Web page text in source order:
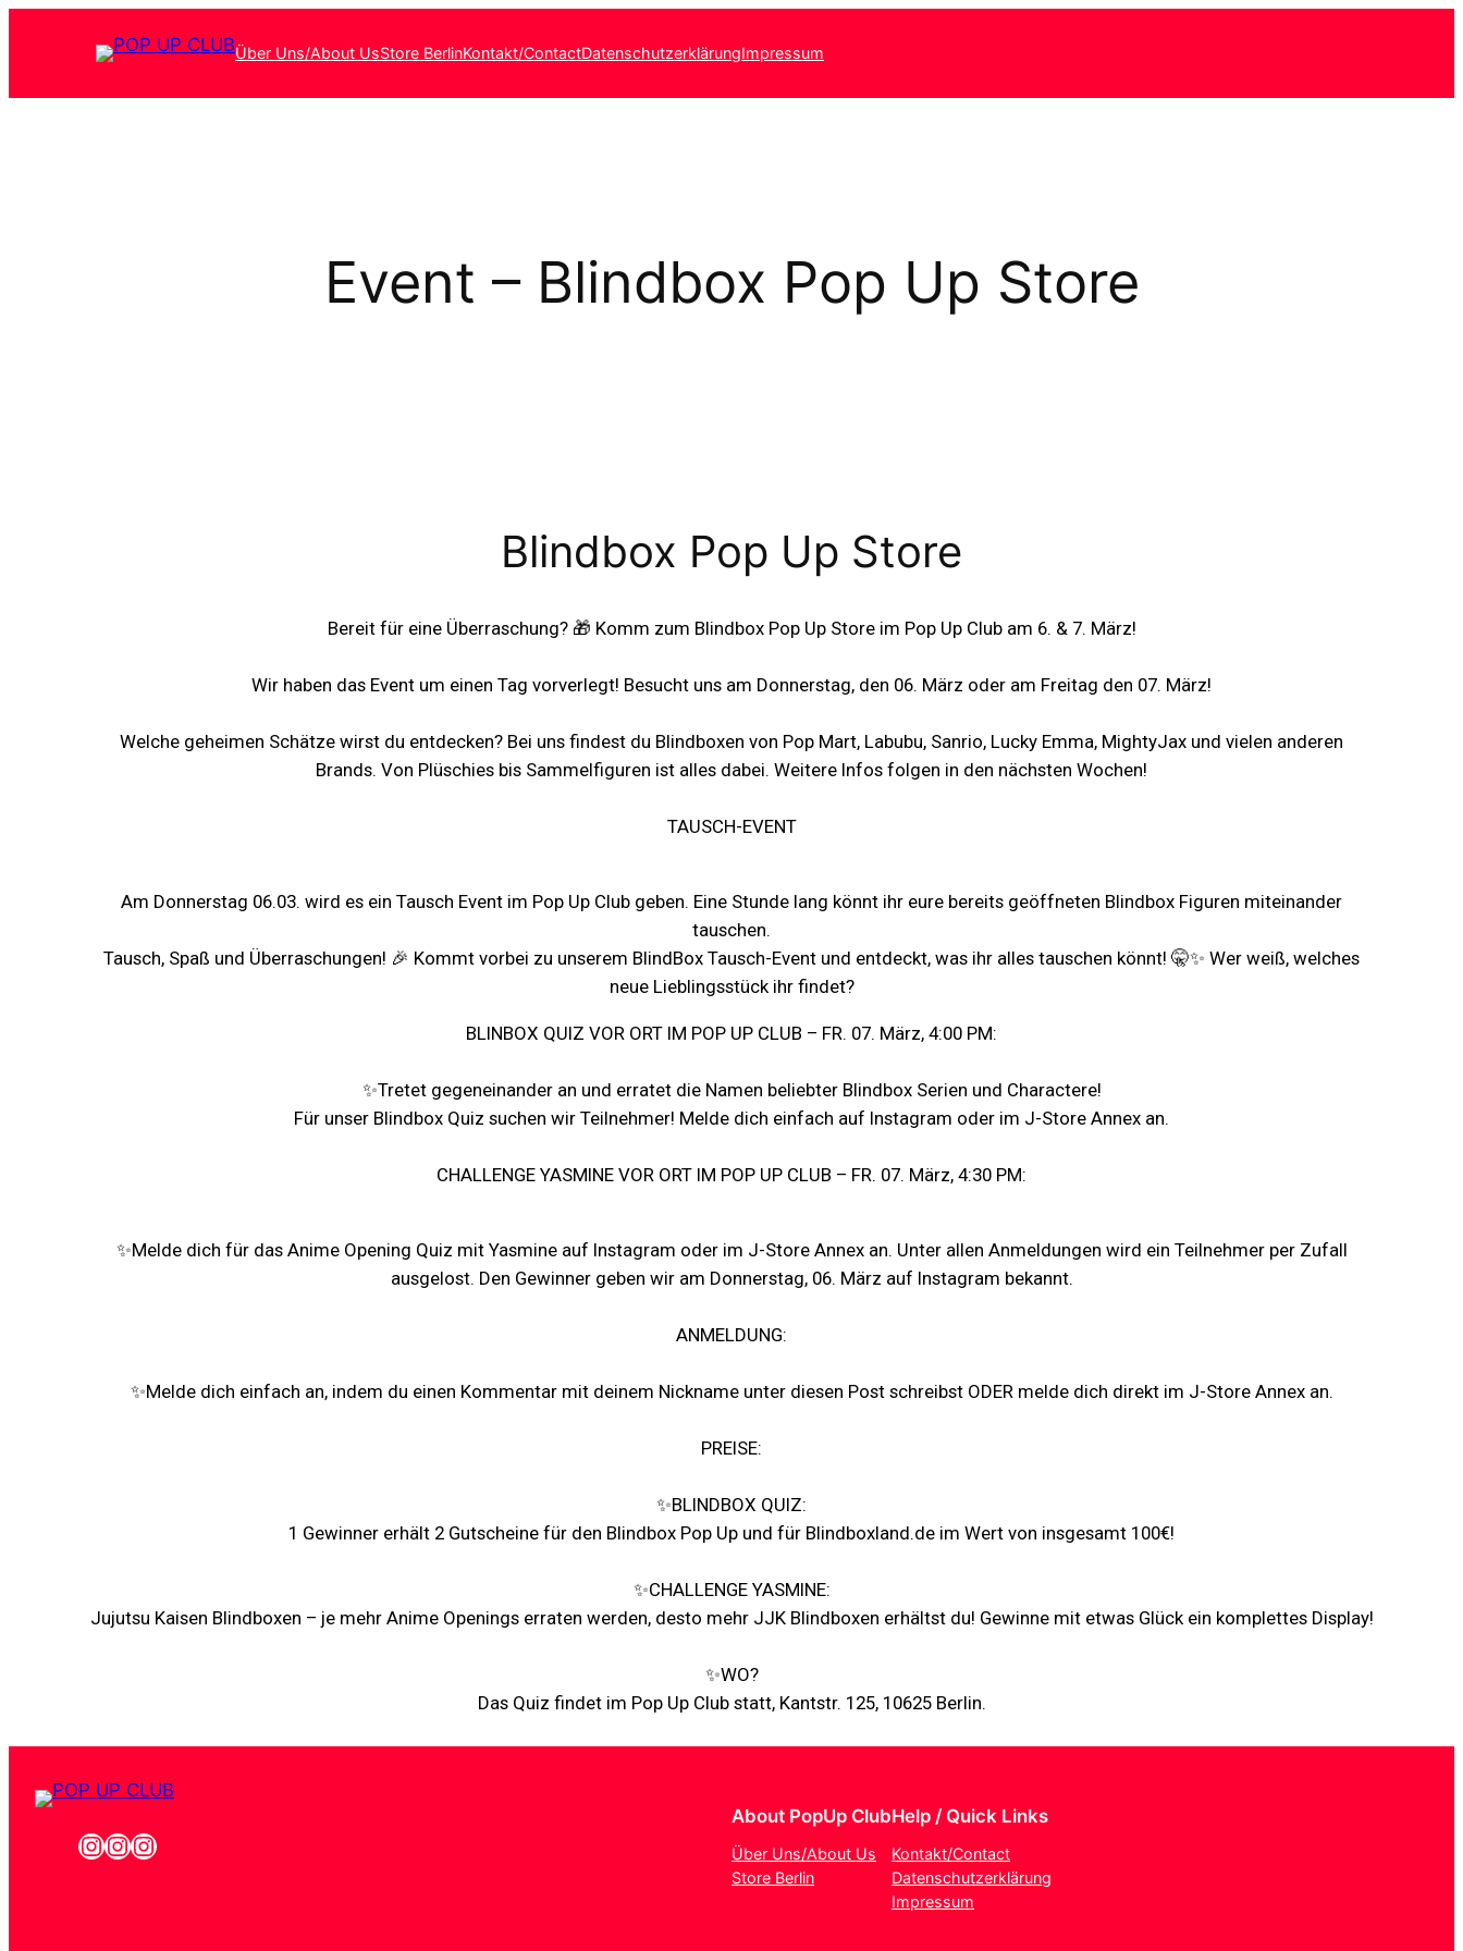
Über Uns/About UsStore BerlinKontakt/ContactDatenschutzerklärungImpressum
Event – Blindbox Pop Up Store
Blindbox Pop Up Store
Bereit für eine Überraschung? 🎁 Komm zum Blindbox Pop Up Store im Pop Up Club am 6. & 7. März!
Wir haben das Event um einen Tag vorverlegt! Besucht uns am Donnerstag, den 06. März oder am Freitag den 07. März!
Welche geheimen Schätze wirst du entdecken? Bei uns findest du Blindboxen von Pop Mart, Labubu, Sanrio, Lucky Emma, MightyJax und vielen anderen
Brands. Von Plüschies bis Sammelfiguren ist alles dabei. Weitere Infos folgen in den nächsten Wochen!
TAUSCH-EVENT
Am Donnerstag 06.03. wird es ein Tausch Event im Pop Up Club geben. Eine Stunde lang könnt ihr eure bereits geöffneten Blindbox Figuren miteinander
tauschen.
Tausch, Spaß und Überraschungen! 🎉 Kommt vorbei zu unserem BlindBox Tausch-Event und entdeckt, was ihr alles tauschen könnt! 🤫✨ Wer weiß, welches
neue Lieblingsstück ihr findet?
BLINBOX QUIZ VOR ORT IM POP UP CLUB – FR. 07. März, 4:00 PM:
✨Tretet gegeneinander an und erratet die Namen beliebter Blindbox Serien und Charactere!
Für unser Blindbox Quiz suchen wir Teilnehmer! Melde dich einfach auf Instagram oder im J-Store Annex an.
CHALLENGE YASMINE VOR ORT IM POP UP CLUB – FR. 07. März, 4:30 PM:
✨Melde dich für das Anime Opening Quiz mit Yasmine auf Instagram oder im J-Store Annex an. Unter allen Anmeldungen wird ein Teilnehmer per Zufall
ausgelost. Den Gewinner geben wir am Donnerstag, 06. März auf Instagram bekannt.
ANMELDUNG:
✨Melde dich einfach an, indem du einen Kommentar mit deinem Nickname unter diesen Post schreibst ODER melde dich direkt im J-Store Annex an.
PREISE:
✨BLINDBOX QUIZ:
1 Gewinner erhält 2 Gutscheine für den Blindbox Pop Up und für Blindboxland.de im Wert von insgesamt 100€!
✨CHALLENGE YASMINE:
Jujutsu Kaisen Blindboxen – je mehr Anime Openings erraten werden, desto mehr JJK Blindboxen erhältst du! Gewinne mit etwas Glück ein komplettes Display!
✨WO?
Das Quiz findet im Pop Up Club statt, Kantstr. 125, 10625 Berlin.
About PopUp Club
Über Uns/About Us
Store Berlin
Help / Quick Links
Kontakt/Contact
Datenschutzerklärung
Impressum